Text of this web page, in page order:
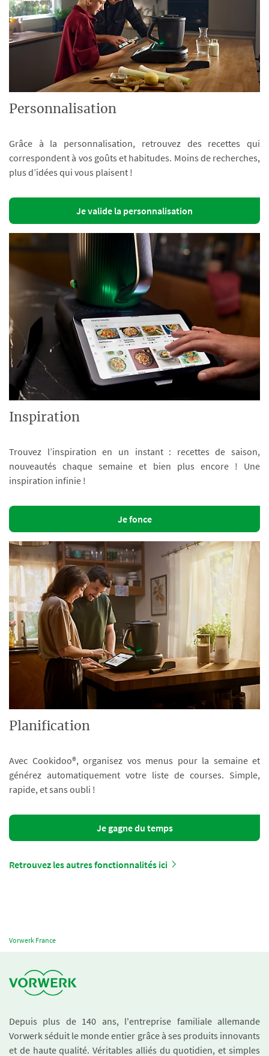
Personnalisation
Grâce à la personnalisation, retrouvez des recettes qui
correspondent à vos goûts et habitudes. Moins de recherches,
plus d’idées qui vous plaisent !
Je valide la personnalisation
Inspiration
Trouvez l’inspiration en un instant : recettes de saison,
nouveautés chaque semaine et bien plus encore ! Une
inspiration infinie !
Je fonce
Planification
Avec Cookidoo®, organisez vos menus pour la semaine et
générez automatiquement votre liste de courses. Simple,
rapide, et sans oubli !
Je gagne du temps
Retrouvez les autres fonctionnalités ici
Vorwerk France
Depuis plus de 140 ans, l'entreprise familiale allemande
Vorwerk séduit le monde entier grâce à ses produits innovants
et de haute qualité. Véritables alliés du quotidien, et simples